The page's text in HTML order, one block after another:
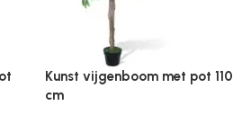
Kunst vijgenboom met pot 110
cm